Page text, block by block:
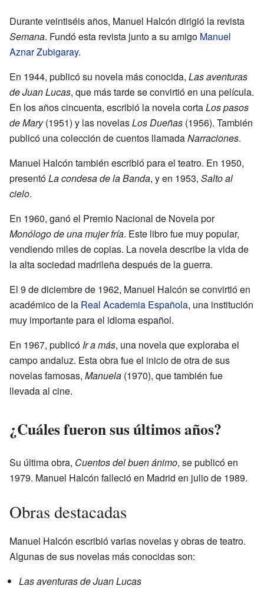
Durante veintiséis años, Manuel Halcón dirigió la revista
Semana. Fundó esta revista junto a su amigo Manuel
Aznar Zubigaray.
En 1944, publicó su novela más conocida, Las aventuras
de Juan Lucas, que más tarde se convirtió en una película.
En los años cincuenta, escribió la novela cortaLos pasos
de Mary(1951) y las novelasLos Dueñas (1956). También
publicó una colección de cuentos llamadaNarraciones.
Manuel Halcón también escribió para el teatro. En 1950,
presentóLa condesa de la Banda, y en 1953, Salto al
cielo.
En 1960, ganó el Premio Nacional de Novela por
Monólogo de una mujer fría. Este libro fue muy popular,
vendiendo miles de copias. La novela describe la vida de
la alta sociedad madrileña después de la guerra.
El 9 de diciembre de 1962, Manuel Halcón se convirtió en
académico de la Real Academia Española, una institución
muy importante para el idioma español.
En 1967, publicó Ir a más, una novela que exploraba el
campo andaluz. Esta obra fue el inicio de otra de sus
novelas famosas, Manuela (1970), que también fue
llevada al cine.
¿Cuáles fueron sus últimos años?
Su última obra, Cuentos del buen ánimo, se publicó en
1979. Manuel Halcón falleció en Madrid en julio de 1989.
Obras destacadas
Manuel Halcón escribió varias novelas y obras de teatro.
Algunas de sus novelas más conocidas son:
Las aventuras de Juan Lucas